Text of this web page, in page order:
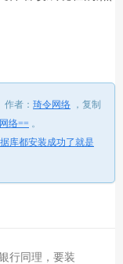
作者： 琦令网络 ， 复制
络== 。
库都安装成功了就是
行同理，要装